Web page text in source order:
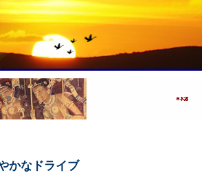
かなドライブ